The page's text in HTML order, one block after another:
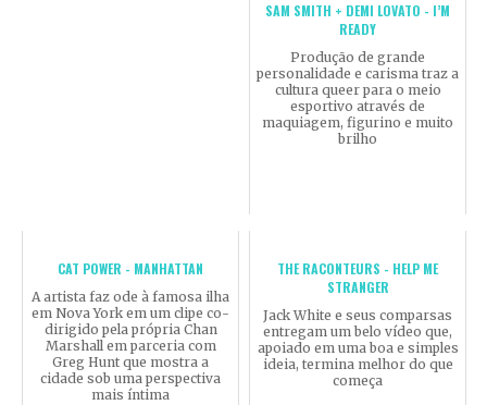
SAM SMITH + DEMI LOVATO - I’M
READY
Produção de grande
personalidade e carisma traz a
cultura queer para o meio
esportivo através de
maquiagem, figurino e muito
brilho
CAT POWER - MANHATTAN
A artista faz ode à famosa ilha
em Nova York em um clipe co-
dirigido pela própria Chan
Marshall em parceria com
Greg Hunt que mostra a
cidade sob uma perspectiva
mais íntima
THE RACONTEURS - HELP ME
STRANGER
Jack White e seus comparsas
entregam um belo vídeo que,
apoiado em uma boa e simples
ideia, termina melhor do que
começa